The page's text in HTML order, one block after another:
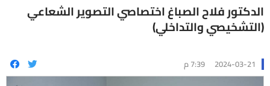
الدكتور فلاح الصباغ اختصاصي التصوير الشعاعي
(التشخيصي والتداخلي)
2024-03-21 7:39 م